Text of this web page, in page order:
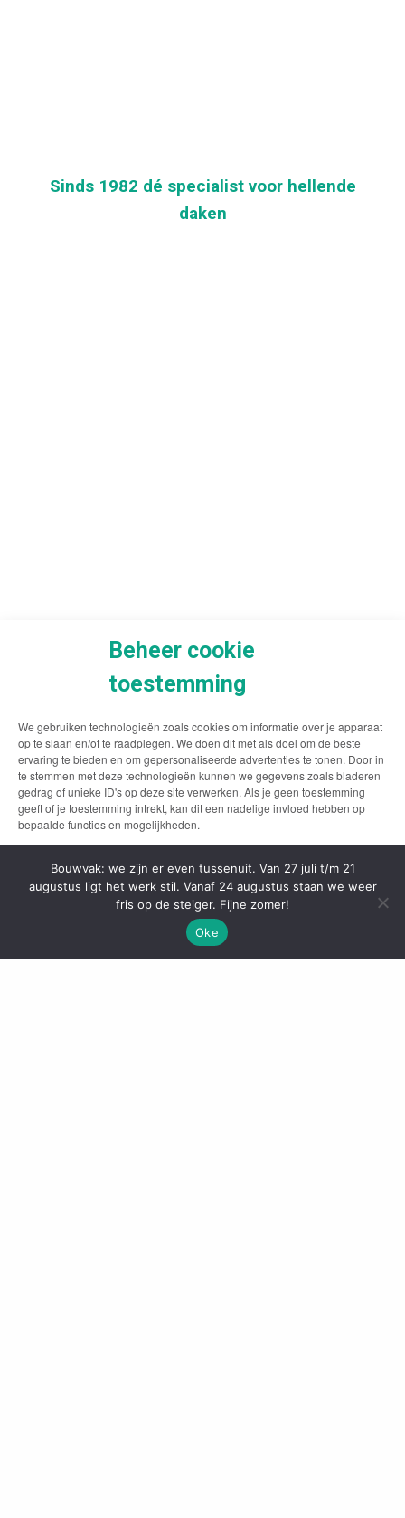
Beheer cookie
toestemming
We gebruiken technologieën zoals cookies om informatie over je apparaat
op te slaan en/of te raadplegen. We doen dit met als doel om de beste
ervaring te bieden en om gepersonaliseerde advertenties te tonen. Door in
te stemmen met deze technologieën kunnen we gegevens zoals bladeren
gedrag of unieke ID's op deze site verwerken. Als je geen toestemming
geeft of je toestemming intrekt, kan dit een nadelige invloed hebben op
bepaalde functies en mogelijkheden.
ACCEPTEREN
BEKIJK VOORKEUREN
Sinds 1982 dé specialist voor hellende
daken
Bouwvak: we zijn er even tussenuit. Van 27 juli t/m 21
augustus ligt het werk stil. Vanaf 24 augustus staan we weer
fris op de steiger. Fijne zomer!
Oke